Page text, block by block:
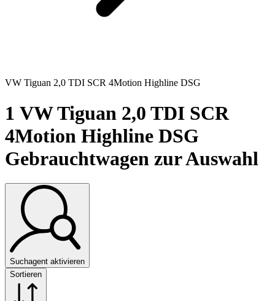
VW Tiguan 2,0 TDI SCR 4Motion Highline DSG
1 VW Tiguan 2,0 TDI SCR
4Motion Highline DSG
Gebrauchtwagen zur Auswahl
Suchagent aktivieren
Sortieren